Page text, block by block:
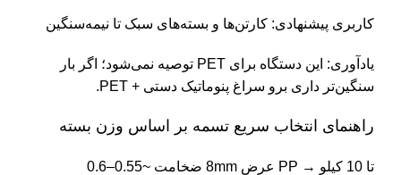
کاربری پیشنهادی: کارتن‌ها و بسته‌های سبک تا نیمه‌سنگین
یادآوری: این دستگاه برای PET توصیه نمی‌شود؛ اگر بار
سنگین‌تر داری برو سراغ پنوماتیک دستی + PET.
راهنمای انتخاب سریع تسمه بر اساس وزن بسته
تا 10 کیلو → PP عرض 8mm ضخامت ~0.55–0.6